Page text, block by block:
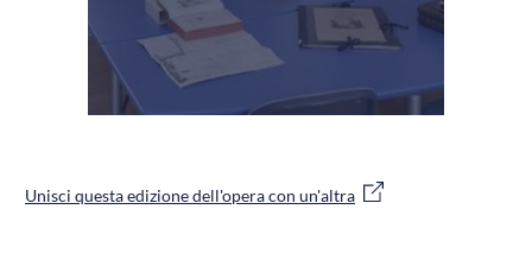
Unisci questa edizione dell'opera con un'altra